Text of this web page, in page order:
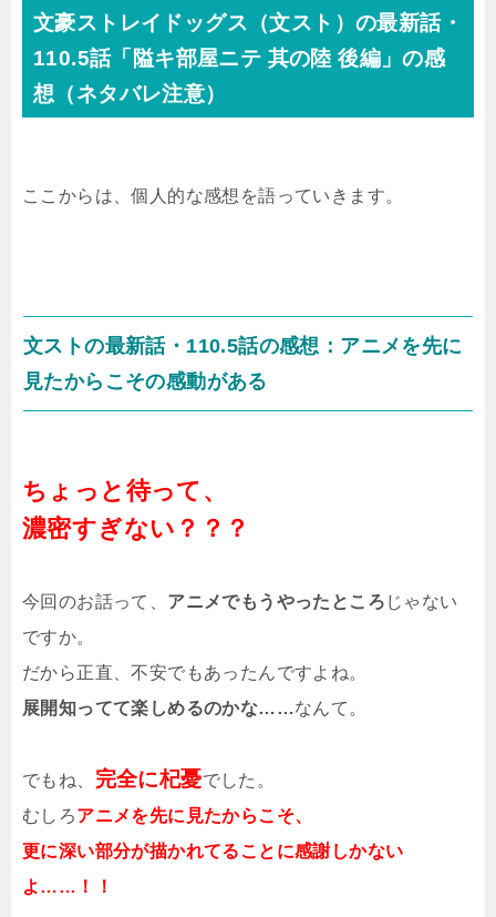
文豪ストレイドッグス（文スト）の最新話・
110.5話「隘キ部屋ニテ 其の陸 後編」の感
想（ネタバレ注意）
ここからは、個人的な感想を語っていきます。
文ストの最新話・110.5話の感想：アニメを先に
見たからこその感動がある
ちょっと待って、
濃密すぎない？？？
今回のお話って、 アニメでもうやったところ じゃない
ですか。
だから正直、不安でもあったんですよね。
展開知ってて楽しめるのかな……なんて。
でもね、 完全に杞憂でした。
むしろアニメを先に見たからこそ、
更に深い部分が描かれてることに感謝しかない
よ……！！